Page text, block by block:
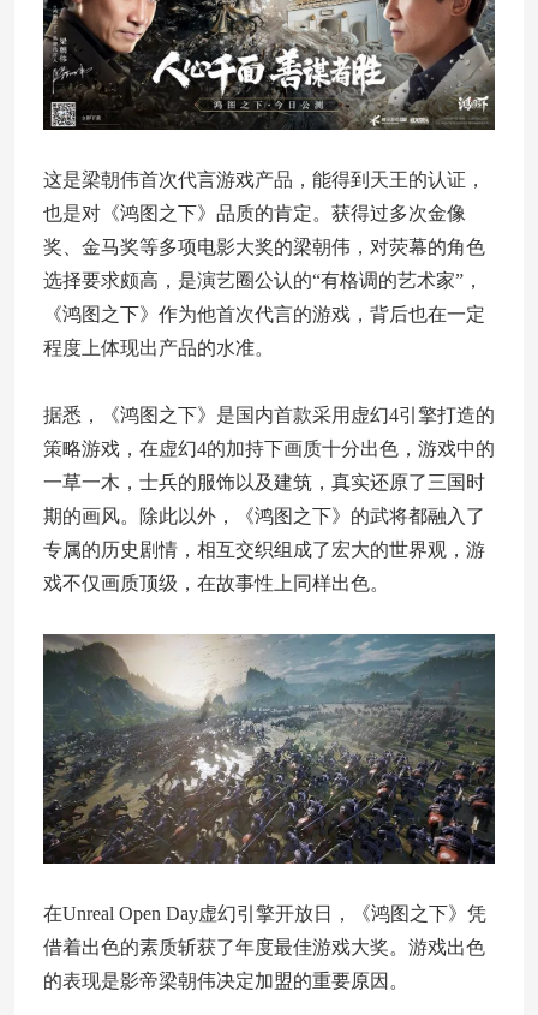
这是梁朝伟首次代言游戏产品，能得到天王的认证，
也是对《鸿图之下》品质的肯定。获得过多次金像
奖、金马奖等多项电影大奖的梁朝伟，对荧幕的角色
选择要求颇高，是演艺圈公认的“有格调的艺术家”，
《鸿图之下》作为他首次代言的游戏，背后也在一定
程度上体现出产品的水准。
据悉，《鸿图之下》是国内首款采用虚幻4引擎打造的
策略游戏，在虚幻4的加持下画质十分出色，游戏中的
一草一木，士兵的服饰以及建筑，真实还原了三国时
期的画风。除此以外，《鸿图之下》的武将都融入了
专属的历史剧情，相互交织组成了宏大的世界观，游
戏不仅画质顶级，在故事性上同样出色。
在Unreal Open Day虚幻引擎开放日，《鸿图之下》凭
借着出色的素质斩获了年度最佳游戏大奖。游戏出色
的表现是影帝梁朝伟决定加盟的重要原因。